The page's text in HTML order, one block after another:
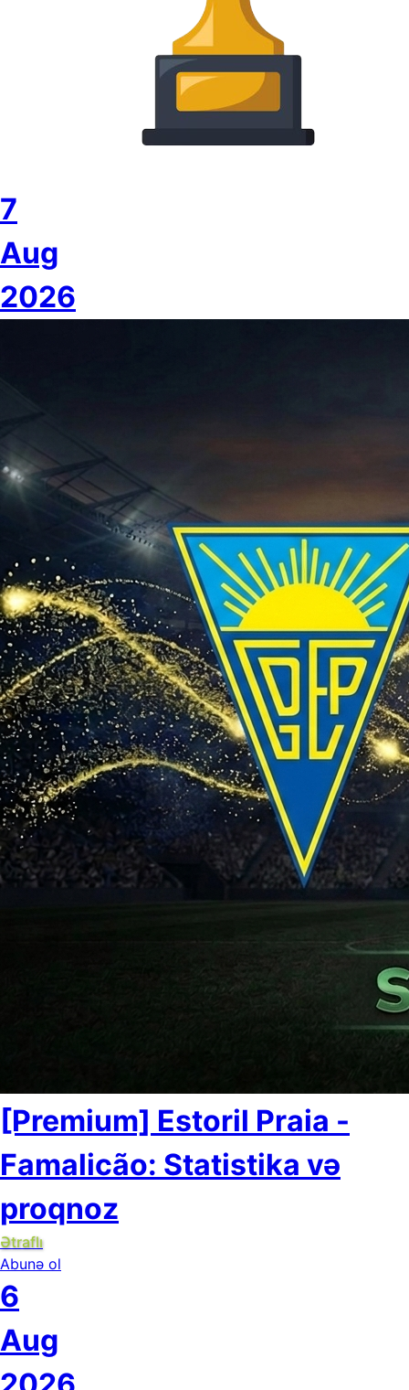
7
Aug
2026
[Premium] Estoril Praia -
Famalicão: Statistika və
proqnoz
Ətraflı
Abunə ol
6
Aug